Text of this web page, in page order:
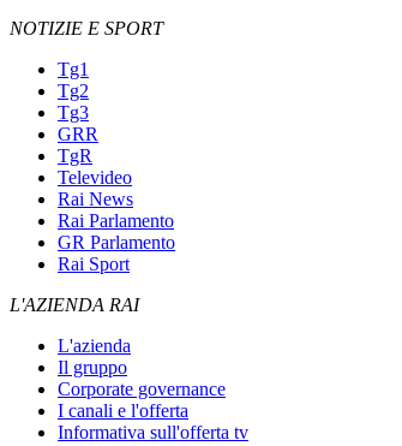
NOTIZIE E SPORT
Tg1
Tg2
Tg3
GRR
TgR
Televideo
Rai News
Rai Parlamento
GR Parlamento
Rai Sport
L'AZIENDA RAI
L'azienda
Il gruppo
Corporate governance
I canali e l'offerta
Informativa sull'offerta tv